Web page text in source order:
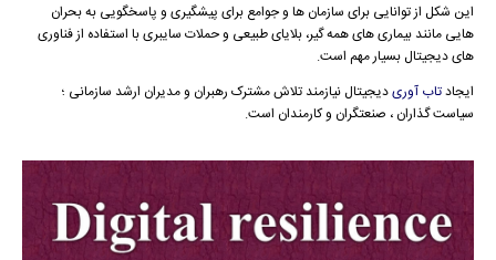
این شکل از توانایی برای سازمان ها و جوامع برای پیشگیری و پاسخگویی به بحران
هایی مانند بیماری های همه گیر، بلایای طبیعی و حملات سایبری با استفاده از فناوری
های دیجیتال بسیار مهم است.
ایجادتاب آوریدیجیتال نیازمند تلاش مشترک رهبران و مدیران ارشد سازمانی ؛
سیاست گذاران ، صنعتگران و کارمندان است.